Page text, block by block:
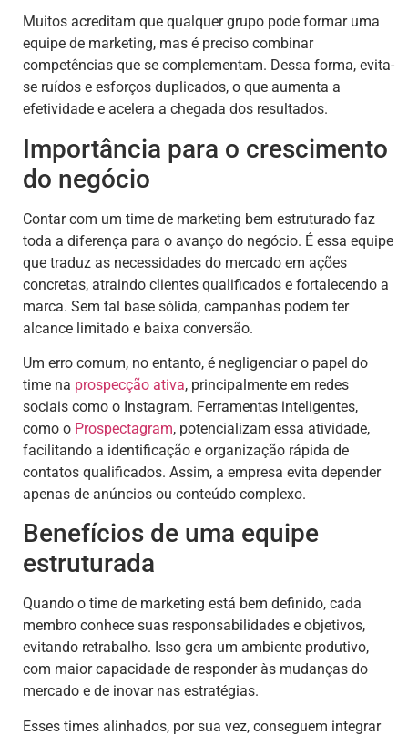
Muitos acreditam que qualquer grupo pode formar uma
equipe de marketing, mas é preciso combinar
competências que se complementam. Dessa forma, evita-
se ruídos e esforços duplicados, o que aumenta a
efetividade e acelera a chegada dos resultados.
Importância para o crescimento
do negócio
Contar com um time de marketing bem estruturado faz
toda a diferença para o avanço do negócio. É essa equipe
que traduz as necessidades do mercado em ações
concretas, atraindo clientes qualificados e fortalecendo a
marca. Sem tal base sólida, campanhas podem ter
alcance limitado e baixa conversão.
Um erro comum, no entanto, é negligenciar o papel do
time na prospecção ativa, principalmente em redes
sociais como o Instagram. Ferramentas inteligentes,
como o Prospectagram, potencializam essa atividade,
facilitando a identificação e organização rápida de
contatos qualificados. Assim, a empresa evita depender
apenas de anúncios ou conteúdo complexo.
Benefícios de uma equipe
estruturada
Quando o time de marketing está bem definido, cada
membro conhece suas responsabilidades e objetivos,
evitando retrabalho. Isso gera um ambiente produtivo,
com maior capacidade de responder às mudanças do
mercado e de inovar nas estratégias.
Esses times alinhados, por sua vez, conseguem integrar